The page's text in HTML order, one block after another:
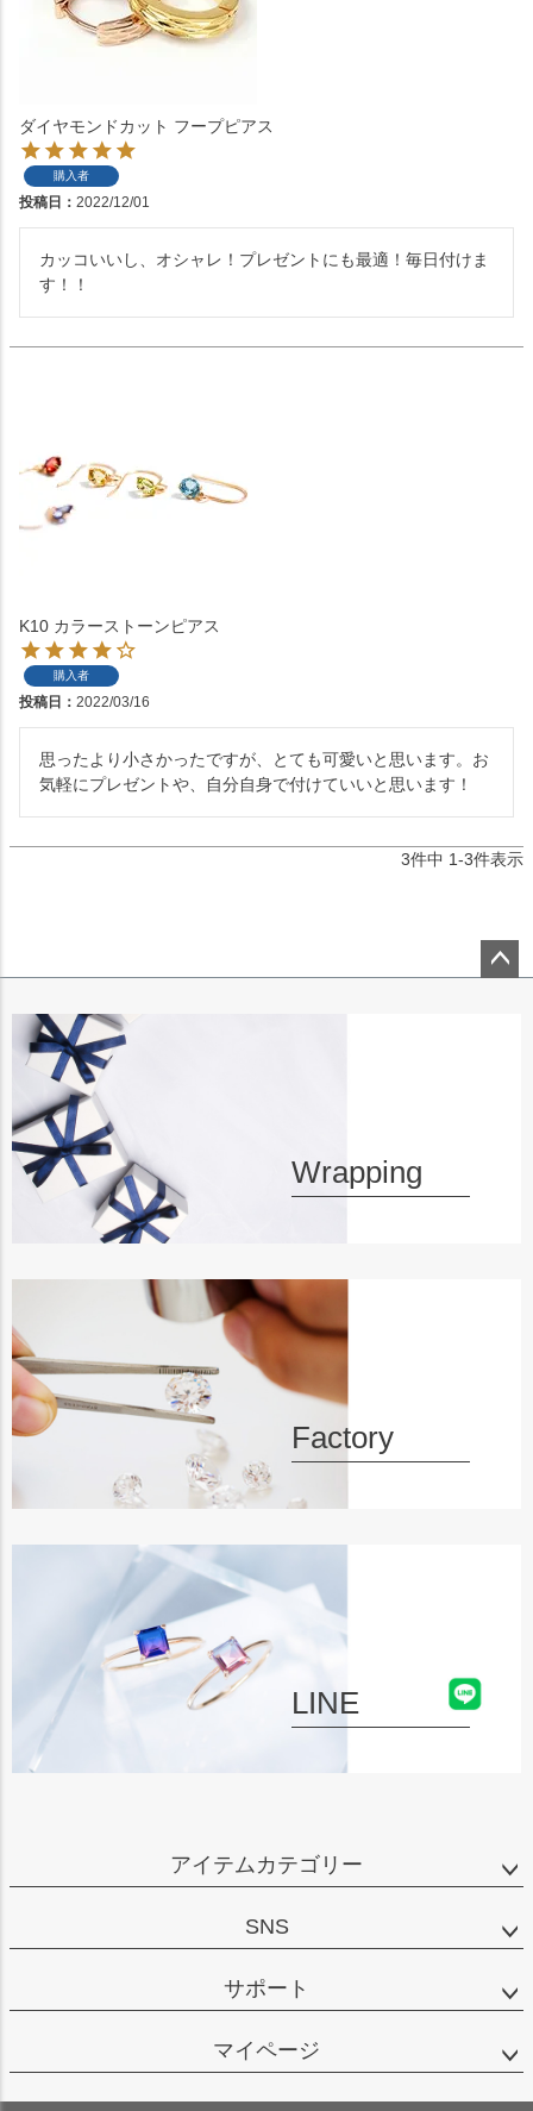
ダイヤモンドカット フープピアス
購入者
投稿日 2022/12/01
カッコいいし、オシャレ！プレゼントにも最適！毎日付けま
す！！
K10 カラーストーンピアス
購入者
投稿日 2022/03/16
思ったより小さかったですが、とても可愛いと思います。お
気軽にプレゼントや、自分自身で付けていいと思います！
3件中 1-3件表示
Wrapping
Factory
LINE
アイテムカテゴリー
SNS
サポート
マイページ